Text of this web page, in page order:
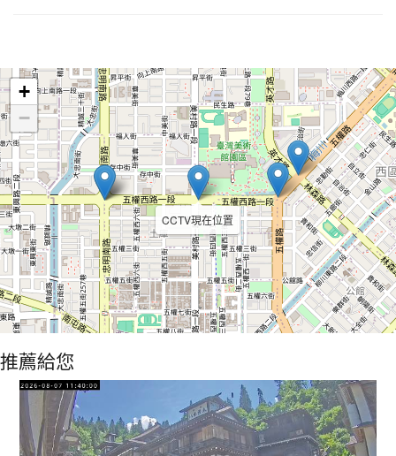
CCTV現在位置
+
−
推薦給您